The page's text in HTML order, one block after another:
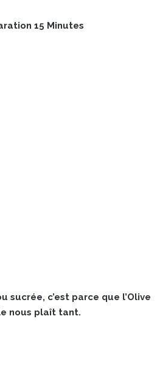
15 Minutes
c’est parce que l’Olive
nous plaît tant.